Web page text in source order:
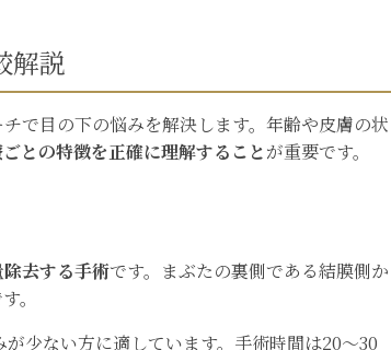
解説
で目の下の悩みを解決します。年齢や皮膚の状
との特徴を正確に理解することが重要です。
去する手術です。まぶたの裏側である結膜側か
。
少ない方に適しています。手術時間は20〜30